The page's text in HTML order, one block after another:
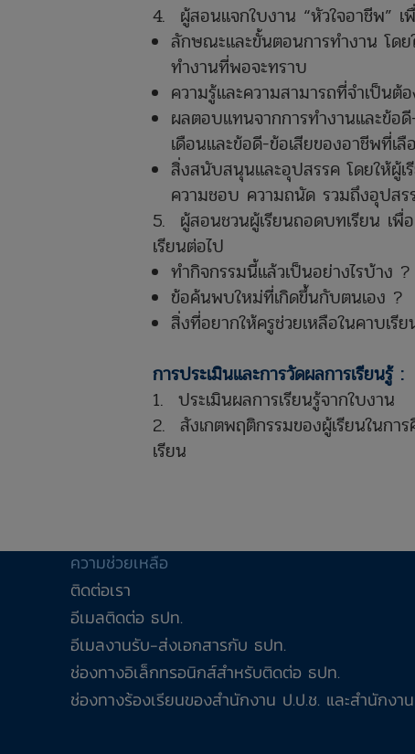
4. ผู้สอนแจกใบงาน “หัวใจอาชีพ” เ
ลักษณะและขั้นตอนการทำงาน โดย
ทำงานที่พอจะทราบ
ความรู้และความสามารถที่จำเป็นต้
ผลตอบแทนจากการทำงานและข้อดี
เดือนและข้อดี-ข้อเสียของอาชีพที่เลื
สิ่งสนับสนุนและอุปสรรค โดยให้ผู้
ความชอบ ความถนัด รวมถึงอุปสร
5. ผู้สอนชวนผู้เรียนถอดบทเรียน เพื่อ
เรียนต่อไป
ทำกิจกรรมนี้แล้วเป็นอย่างไรบ้าง ?
ข้อค้นพบใหม่ที่เกิดขึ้นกับตนเอง ?
สิ่งที่อยากให้ครูช่วยเหลือในคาบเรี
การประเมินและการวัดผลการเรียนรู้ :
1. ประเมินผลการเรียนรู้จากใบงาน
2. สังเกตพฤติกรรมของผู้เรียนในการ
เรียน
ความช่วยเหลือ
ติดต่อเรา
อีเมลติดต่อ ธปท.
อีเมลงานรับ-ส่งเอกสารกับ ธปท.
ช่องทางอิเล็กทรอนิกส์สำหรับติดต่อ ธปท.
ช่องทางร้องเรียนของสำนักงาน ป.ป.ช. และสำนักงา